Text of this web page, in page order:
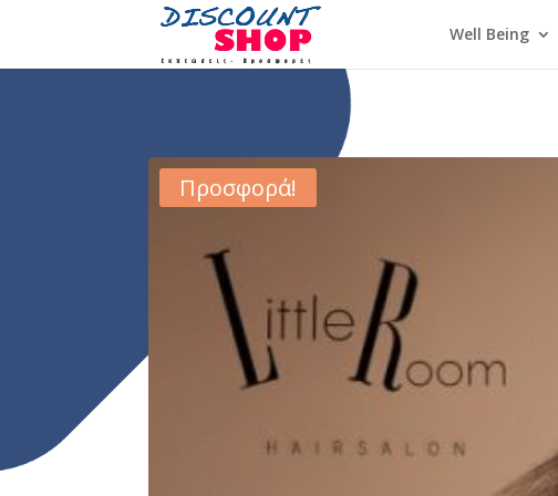
Well Being
Προσφορά!